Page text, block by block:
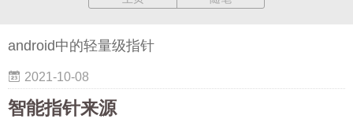
android中的轻量级指针
2021-10-08
智能指针来源